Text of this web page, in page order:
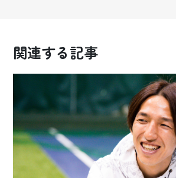
関連する記事